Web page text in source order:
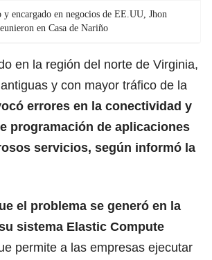
y encargado en negocios de EE.UU, Jhon
en Casa de Nariño
en la región del norte de Virginia,
y con mayor tráfico de la
errores en la conectividad y
programación de aplicaciones
servicios, según informó la
el problema se generó en la
sistema Elastic Compute
permite a las empresas ejecutar